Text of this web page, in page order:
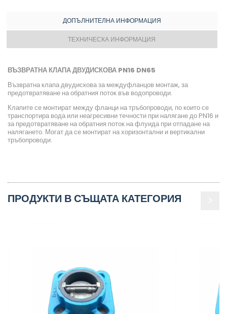
ДОПЪЛНИТЕЛНА ИНФОРМАЦИЯ
ТЕХНИЧЕСКА ИНФОРМАЦИЯ
ВЪЗВРАТНА КЛАПА ДВУДИСКОВА PN16 DN65
Възвратна клапа двудискова за междуфланцов монтаж, за
предотвратяване на обратния поток във водопроводи.
Клапите се монтират между фланци на тръбопроводи, по които се
транспортира вода или неагресивни течности при налягане до PN16 и
за предотвратяване на обратния поток на флуида при отпадане на
налягането. Могат да се монтират на хоризонтални и вертикални
тръбопроводи.
ПРОДУКТИ В СЪЩАТА КАТЕГОРИЯ